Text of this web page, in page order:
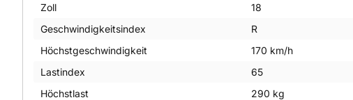
Zoll
18
Geschwindigkeitsindex
R
Höchstgeschwindigkeit
170 km/h
Lastindex
65
Höchstlast
290 kg